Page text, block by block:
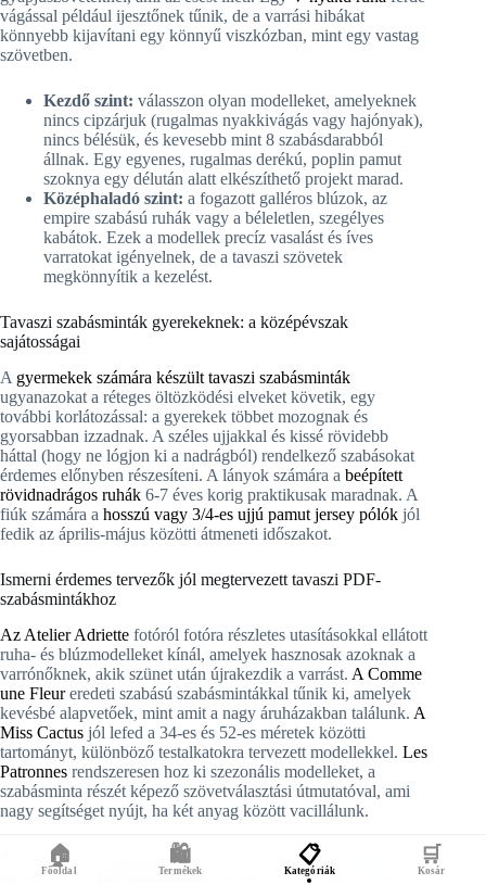
vágással például ijesztőnek tűnik, de a varrási hibákat
könnyebb kijavítani egy könnyű viszkózban, mint egy vastag
szövetben.
Kezdő szint: válasszon olyan modelleket, amelyeknek
nincs cipzárjuk (rugalmas nyakkivágás vagy hajónyak),
nincs bélésük, és kevesebb mint 8 szabásdarabból
állnak. Egy egyenes, rugalmas derékú, poplin pamut
szoknya egy délután alatt elkészíthető projekt marad.
Középhaladó szint: a fogazott galléros blúzok, az
empire szabású ruhák vagy a béleletlen, szegélyes
kabátok. Ezek a modellek precíz vasalást és íves
varratokat igényelnek, de a tavaszi szövetek
megkönnyítik a kezelést.
Tavaszi szabásminták gyerekeknek: a középévszak
sajátosságai
A gyermekek számára készült tavaszi szabásminták
ugyanazokat a réteges öltözködési elveket követik, egy
további korlátozással: a gyerekek többet mozognak és
gyorsabban izzadnak. A széles ujjakkal és kissé rövidebb
háttal (hogy ne lógjon ki a nadrágból) rendelkező szabásokat
érdemes előnyben részesíteni. A lányok számára a beépített
rövidnadrágos ruhák 6-7 éves korig praktikusak maradnak. A
fiúk számára a hosszú vagy 3/4-es ujjú pamut jersey pólók jól
fedik az április-május közötti átmeneti időszakot.
Ismerni érdemes tervezők jól megtervezett tavaszi PDF-
szabásmintákhoz
Az Atelier Adriette fotóról fotóra részletes utasításokkal ellátott
ruha- és blúzmodelleket kínál, amelyek hasznosak azoknak a
varrónőknek, akik szünet után újrakezdik a varrást. A Comme
une Fleureredeti szabású szabásmintákkal tűnik ki, amelyek
kevésbé alapvetőek, mint amit a nagy áruházakban találunk. A
Miss Cactus jól lefed a 34-es és 52-es méretek közötti
tartományt, különböző testalkatokra tervezett modellekkel. Les
Patronnes rendszeresen hoz ki szezonális modelleket, a
szabásminta részét képező szövetválasztási útmutatóval, ami
nagy segítséget nyújt, ha két anyag között vacillálunk.
Azok számára, akik a tavaszon túl is szeretnék kiegészíteni a
ruhatárukat, a
női kabátminták választéka lefedi az átmeneti
🏠
Főoldal
🛍️
Termékek
📋
Kategóriák
🛒
Kosár